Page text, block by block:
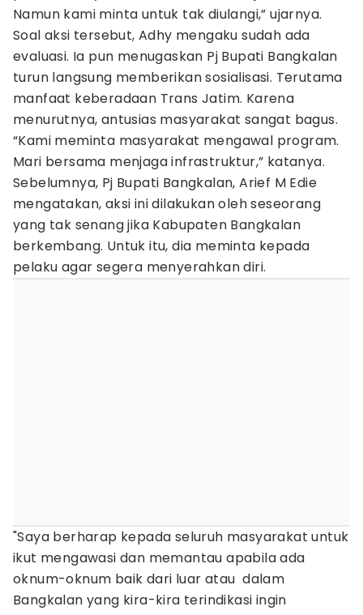
Namun kami minta untuk tak diulangi,” ujarnya.
Soal aksi tersebut, Adhy mengaku sudah ada
evaluasi. Ia pun menugaskan Pj Bupati Bangkalan
turun langsung memberikan sosialisasi. Terutama
manfaat keberadaan Trans Jatim. Karena
menurutnya, antusias masyarakat sangat bagus.
“Kami meminta masyarakat mengawal program.
Mari bersama menjaga infrastruktur,” katanya.
Sebelumnya, Pj Bupati Bangkalan, Arief M Edie
mengatakan, aksi ini dilakukan oleh seseorang
yang tak senang jika Kabupaten Bangkalan
berkembang. Untuk itu, dia meminta kepada
pelaku agar segera menyerahkan diri.
"Saya berharap kepada seluruh masyarakat untuk
ikut mengawasi dan memantau apabila ada
oknum-oknum baik dari luar atau dalam
Bangkalan yang kira-kira terindikasi ingin